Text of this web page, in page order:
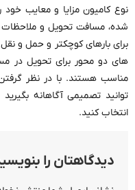
نوع کامیون مزایا و معایب خود
شده، مسافت تحویل و
برای بارهای کوچکتر و حمل و
های دو محور برای تحویل در
مناسب هستند. با در نظر
توانید تصمیمی آگاهانه
انتخاب کنید.
دیدگاهتان را